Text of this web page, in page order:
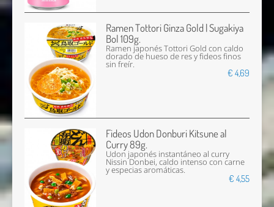
Ramen Tottori Ginza Gold | Sugakiya
Bol 109g.
Ramen japonés Tottori Gold con caldo
dorado de hueso de res y fideos finos
sin freír.
€ 4,69
Fideos Udon Donburi Kitsune al
Curry 89g.
Udon japonés instantáneo al curry
Nissin Donbei, caldo intenso con carne
y especias aromáticas.
€ 4,55